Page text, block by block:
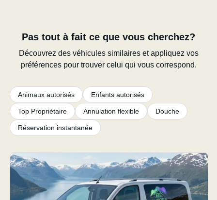
Pas tout à fait ce que vous cherchez?
Découvrez des véhicules similaires et appliquez vos
préférences pour trouver celui qui vous correspond.
Animaux autorisés Enfants autorisés
Top Propriétaire Annulation flexible Douche
Réservation instantanée